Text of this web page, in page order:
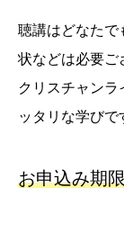
聴講はどなたで
状などは必要ご
クリスチャン
ッタリな学びで
お申込み期